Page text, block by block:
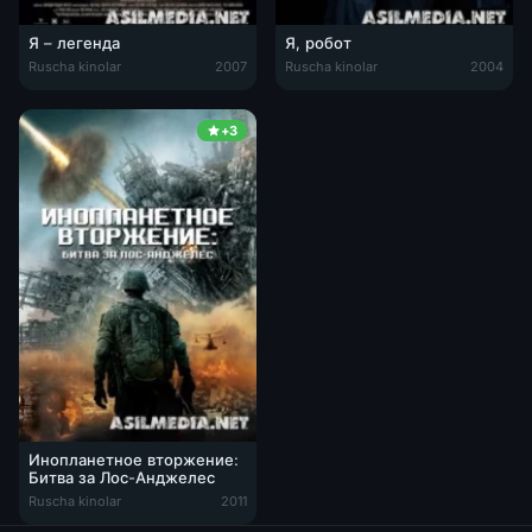
Я – легенда
Ruscha kinolar 2007
Я, робот
Ruscha kinolar 2004
+3
Инопланетное вторжение:
Битва за Лос-Анджелес
Ruscha kinolar 2011